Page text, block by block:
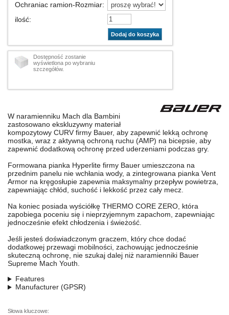
Ochraniac ramion-Rozmiar:
ilość:
Dodaj do koszyka
Dostępność zostanie
wyświetlona po wybraniu
szczegółów.
W naramienniku Mach dla Bambini
zastosowano ekskluzywny materiał
kompozytowy CURV firmy Bauer, aby zapewnić lekką ochronę
mostka, wraz z aktywną ochroną ruchu (AMP) na bicepsie, aby
zapewnić dodatkową ochronę przed uderzeniami podczas gry.
Formowana pianka Hyperlite firmy Bauer umieszczona na
przednim panelu nie wchłania wody, a zintegrowana pianka Vent
Armor na kręgosłupie zapewnia maksymalny przepływ powietrza,
zapewniając chłód, suchość i lekkość przez cały mecz.
Na koniec posiada wyściółkę THERMO CORE ZERO, która
zapobiega poceniu się i nieprzyjemnym zapachom, zapewniając
jednocześnie efekt chłodzenia i świeżość.
Jeśli jesteś doświadczonym graczem, który chce dodać
dodatkowej przewagi mobilności, zachowując jednocześnie
skuteczną ochronę, nie szukaj dalej niż naramienniki Bauer
Supreme Mach Youth.
Features
Manufacturer (GPSR)
Słowa kluczowe: